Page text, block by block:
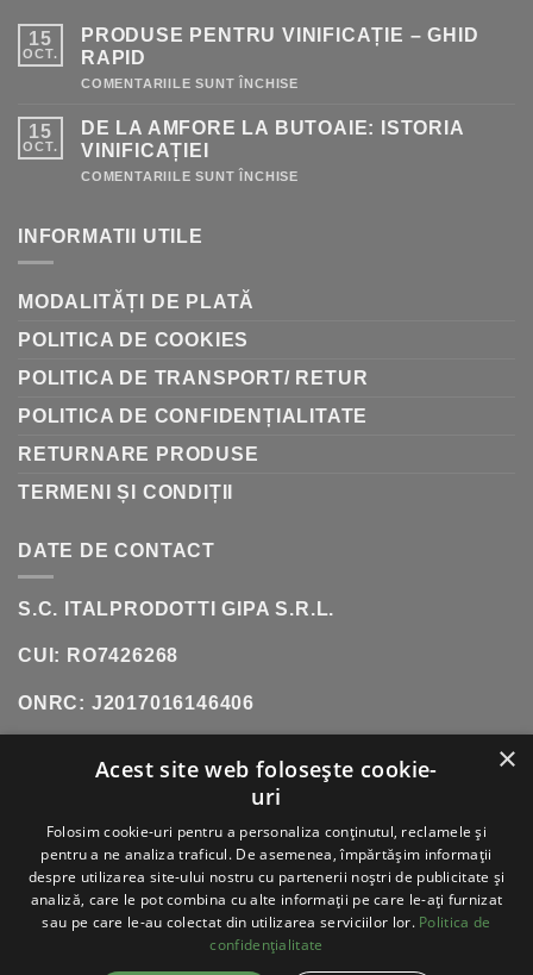
15
OCT.
PRODUSE PENTRU VINIFICAȚIE – GHID
RAPID
COMENTARIILE SUNT ÎNCHISE
VINIFICAȚIE
15
OCT.
DE LA AMFORE LA BUTOAIE: ISTORIA
VINIFICAȚIEI
COMENTARIILE SUNT ÎNCHISE
INFORMATII UTILE
MODALITĂȚI DE PLATĂ
POLITICA DE COOKIES
POLITICA DE TRANSPORT/ RETUR
POLITICA DE CONFIDENȚIALITATE
RETURNARE PRODUSE
TERMENI ȘI CONDIȚII
DATE DE CONTACT
S.C. ITALPRODOTTI GIPA S.R.L.
CUI: RO7426268
ONRC: J2017016146406
SOS. OLTENITEI, NR. 181, POPESTI-
LEORDENI (INCINTA DANUBIANA)
VISA PAYPALSTRIPEMASTERCARD
CASH
×
Acest site web folosește cookie-
uri
Folosim cookie-uri pentru a personaliza conținutul, reclamele și
pentru a ne analiza traficul. De asemenea, împărtășim informații
despre utilizarea site-ului nostru cu partenerii noștri de publicitate și
analiză, care le pot combina cu alte informații pe care le-ați furnizat
sau pe care le-au colectat din utilizarea serviciilor lor. Politica de
confidențialitate